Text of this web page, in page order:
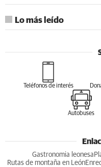
Lo más leído
Teléfonos de interés
Autobuses
Gastronomia leonesa
Rutas de montaña en León